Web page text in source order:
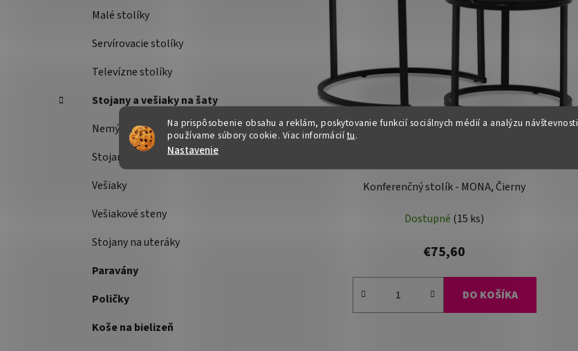
Na prispôsobenie obsahu a reklám, poskytovanie funkcií sociálnych médií a analýzu návštevnosti
používame súbory cookie. Viac informáciítu.
Nastavenie
Malé stolíky
Servírovacie stolíky
Televízne stolíky
Stojany a vešiaky na šaty
Nemý sluha
Stojany na šaty
Vešiaky
Vešiakové steny
Stojany na uteráky
Paravány
Poličky
Koše na bielizeň
Konferenčný stolík - MONA, Čierny
Dostupné (15 ks)
€75,60
DO KOŠÍKA